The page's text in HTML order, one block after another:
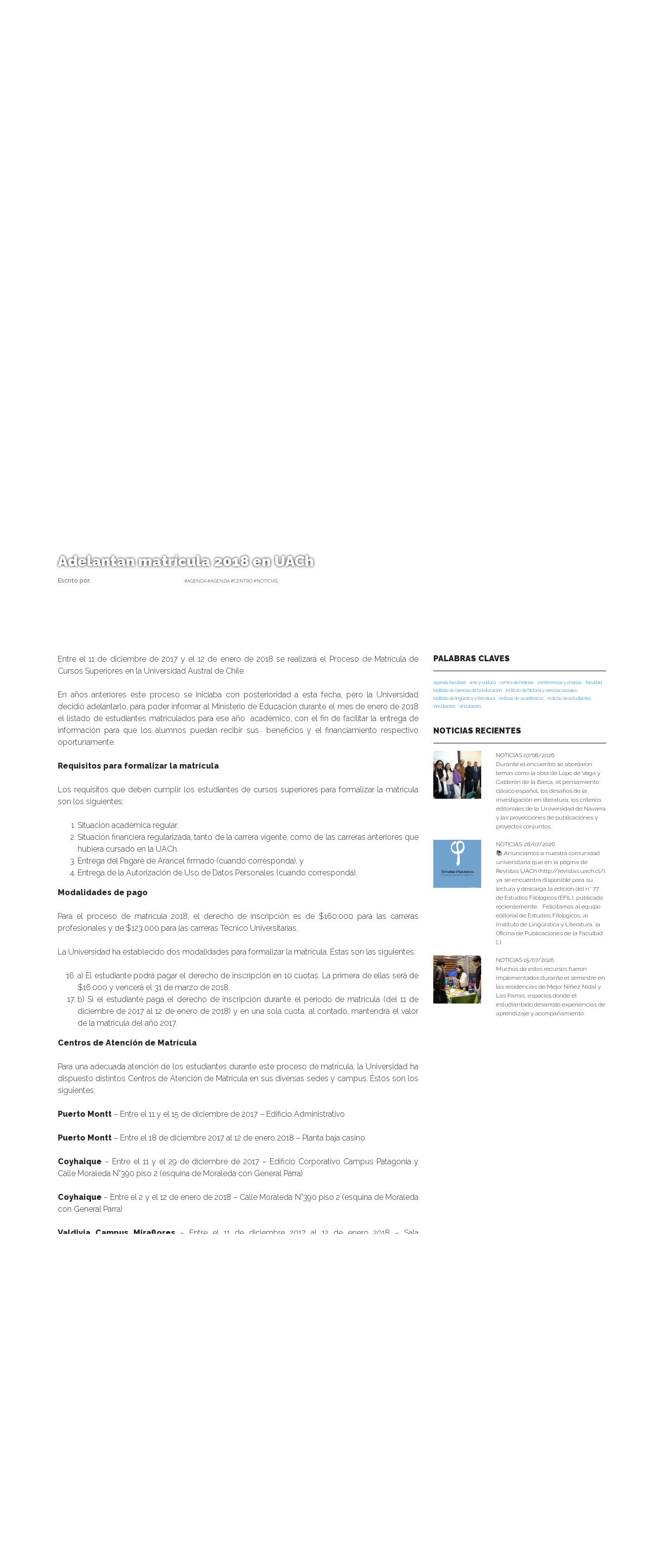
Adelantan matrícula 2018 en UACh
Escrito por: #AGENDA #AGENDA #CENTRO #NOTICIAS
Entre el 11 de diciembre de 2017 y el 12 de enero de 2018 se realizará el Proceso de Matrícula de
Cursos Superiores en la Universidad Austral de Chile.
En años anteriores este proceso se iniciaba con posterioridad a esta fecha, pero la Universidad
decidió adelantarlo, para poder informar al Ministerio de Educación durante el mes de enero de 2018
el listado de estudiantes matriculados para ese año académico, con el fin de facilitar la entrega de
información para que los alumnos puedan recibir sus beneficios y el financiamiento respectivo
oportunamente.
Requisitos para formalizar la matrícula
Los requisitos que deben cumplir los estudiantes de cursos superiores para formalizar la matrícula
son los siguientes:
Situación académica regular.
Situación financiera regularizada, tanto de la carrera vigente, como de las carreras anteriores que
hubiera cursado en la UACh.
Entrega del Pagaré de Arancel firmado (cuando corresponda), y
Entrega de la Autorización de Uso de Datos Personales (cuando corresponda).
Modalidades de pago
Para el proceso de matrícula 2018, el derecho de inscripción es de $160.000 para las carreras
profesionales y de $123.000 para las carreras Técnico Universitarias.
La Universidad ha establecido dos modalidades para formalizar la matrícula. Éstas son las siguientes:
a) El estudiante podrá pagar el derecho de inscripción en 10 cuotas. La primera de ellas será de
$16.000 y vencerá el 31 de marzo de 2018.
b) Si el estudiante paga el derecho de inscripción durante el periodo de matrícula (del 11 de
diciembre de 2017 al 12 de enero de 2018) y en una sola cuota, al contado, mantendrá el valor
de la matrícula del año 2017.
Centros de Atención de Matrícula
Para una adecuada atención de los estudiantes durante este proceso de matrícula, la Universidad ha
dispuesto distintos Centros de Atención de Matrícula en sus diversas sedes y campus. Éstos son los
siguientes:
Puerto Montt – Entre el 11 y el 15 de diciembre de 2017 – Edificio Administrativo
Puerto Montt – Entre el 18 de diciembre 2017 al 12 de enero 2018 – Planta baja casino
Coyhaique – Entre el 11 y el 29 de diciembre de 2017 – Edificio Corporativo Campus Patagonia y
Calle Moraleda N°390 piso 2 (esquina de Moraleda con General Parra)
Coyhaique – Entre el 2 y el 12 de enero de 2018 – Calle Moraleda N°390 piso 2 (esquina de Moraleda
con General Parra)
Valdivia Campus Miraflores – Entre el 11 de diciembre 2017 al 12 de enero 2018 – Sala
PALABRAS CLAVES
agenda facultad arte y cultura centro de noticias conferencias y charlas
facultad
instituto de ciencias de la educación
instituto de historia y ciencias sociales
instituto de lingüística y literatura
noticias de académicos
noticias de estudiantes
vinculacion
vinculación
NOTICIAS RECIENTES
NOTICIAS 07/08/2026
Durante el encuentro se abordaron
temas como la obra de Lope de Vega y
Calderón de la Barca, el pensamiento
clásico español, los desafíos de la
investigación en literatura, los criterios
editoriales de la Universidad de Navarra
y las proyecciones de publicaciones y
proyectos conjuntos.
NOTICIAS 28/07/2026
📚 Anunciamos a nuestra comunidad
universitaria que en la página de
Revistas UACh (http://revistas.uach.cl/),
ya se encuentra disponible para su
lectura y descarga la edición del n° 77
de Estudios Filológicos (EFIL), publicado
recientemente. Felicitamos al equipo
editorial de Estudios Filológicos, al
Instituto de Lingüística y Literatura, la
Oficina de Publicaciones de la Facultad
[…]
NOTICIAS 15/07/2026
Muchos de estos recursos fueron
implementados durante el semestre en
las residencias de Mejor Niñez Nidal y
Las Parras, espacios donde el
estudiantado desarrolló experiencias de
aprendizaje y acompañamiento.